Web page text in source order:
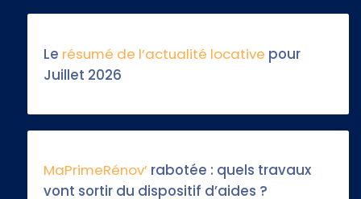
Le résumé de l’actualité locative pour
Juillet 2026
MaPrimeRénov’ rabotée : quels travaux
vont sortir du dispositif d’aides ?